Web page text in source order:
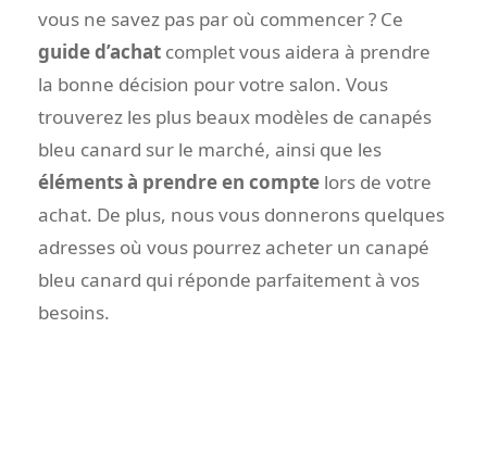
vous ne savez pas par où commencer ? Ce
guide d’achat complet vous aidera à prendre
la bonne décision pour votre salon. Vous
trouverez les plus beaux modèles de canapés
bleu canard sur le marché, ainsi que les
éléments à prendre en compte lors de votre
achat. De plus, nous vous donnerons quelques
adresses où vous pourrez acheter un canapé
bleu canard qui réponde parfaitement à vos
besoins.